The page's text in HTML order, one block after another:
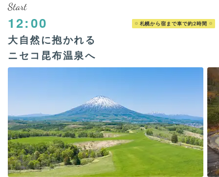
Start
12:00 札幌から宿まで車で約2時間
大自然に抱かれる
ニセコ昆布温泉へ